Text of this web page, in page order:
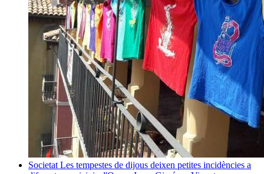
Societat Les tempestes de dijous deixen petites incidències a